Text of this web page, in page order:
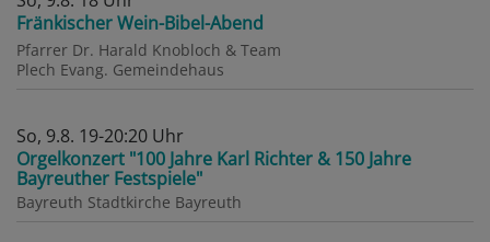
Fränkischer Wein-Bibel-Abend
Pfarrer Dr. Harald Knobloch & Team
Plech Evang. Gemeindehaus
So, 9.8. 19-20:20 Uhr
Orgelkonzert "100 Jahre Karl Richter & 150 Jahre
Bayreuther Festspiele"
Bayreuth Stadtkirche Bayreuth